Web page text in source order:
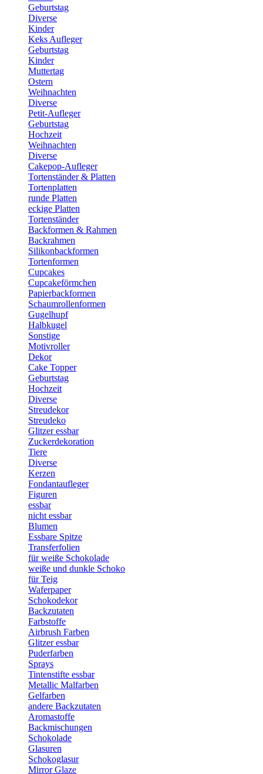
Geburtstag
Diverse
Kinder
Keks Aufleger
Geburtstag
Kinder
Muttertag
Ostern
Weihnachten
Diverse
Petit-Aufleger
Geburtstag
Hochzeit
Weihnachten
Diverse
Cakepop-Aufleger
Tortenständer & Platten
Tortenplatten
runde Platten
eckige Platten
Tortenständer
Backformen & Rahmen
Backrahmen
Silikonbackformen
Tortenformen
Cupcakes
Cupcakeförmchen
Papierbackformen
Schaumrollenformen
Gugelhupf
Halbkugel
Sonstige
Motivroller
Dekor
Cake Topper
Geburtstag
Hochzeit
Diverse
Streudekor
Streudeko
Glitzer essbar
Zuckerdekoration
Tiere
Diverse
Kerzen
Fondantaufleger
Figuren
essbar
nicht essbar
Blumen
Essbare Spitze
Transferfolien
für weiße Schokolade
weiße und dunkle Schoko
für Teig
Waferpaper
Schokodekor
Backzutaten
Farbstoffe
Airbrush Farben
Glitzer essbar
Puderfarben
Sprays
Tintenstifte essbar
Metallic Malfarben
Gelfarben
andere Backzutaten
Aromastoffe
Backmischungen
Schokolade
Glasuren
Schokoglasur
Mirror Glaze